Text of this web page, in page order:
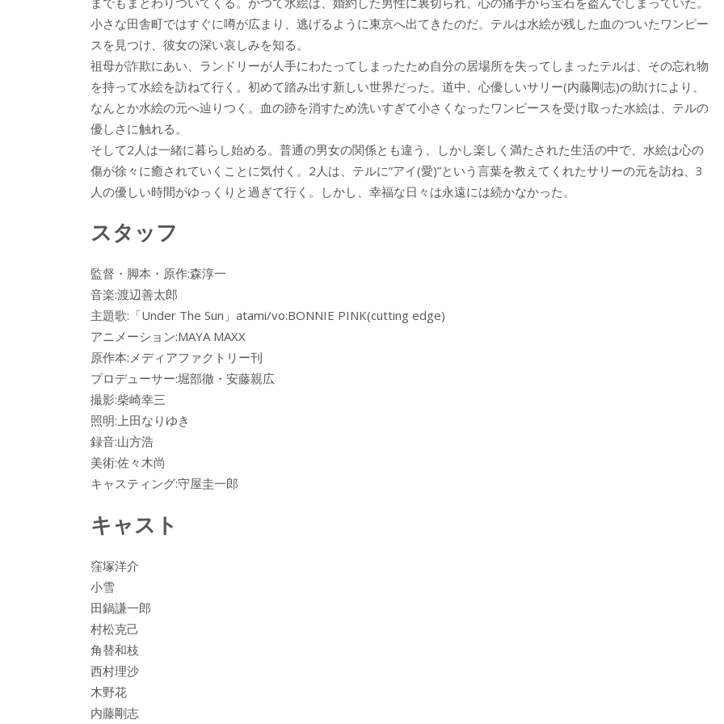
小さな田舎町ではすぐに噂が広まり、逃げるように東京へ出てきたのだ。テルは水絵が残した血のついたワンピー
スを見つけ、彼女の深い哀しみを知る。
祖母が詐欺にあい、ランドリーが人手にわたってしまったため自分の居場所を失ってしまったテルは、その忘れ物
を持って水絵を訪ねて行く。初めて踏み出す新しい世界だった。道中、心優しいサリー(内藤剛志)の助けにより、
なんとか水絵の元へ辿りつく。血の跡を消すため洗いすぎて小さくなったワンピースを受け取った水絵は、テルの
優しさに触れる。
そして2人は一緒に暮らし始める。普通の男女の関係とも違う、しかし楽しく満たされた生活の中で、水絵は心の
傷が徐々に癒されていくことに気付く。2人は、テルに”アイ(愛)”という言葉を教えてくれたサリーの元を訪ね、3
人の優しい時間がゆっくりと過ぎて行く。しかし、幸福な日々は永遠には続かなかった。
スタッフ
監督・脚本・原作:森淳一
音楽:渡辺善太郎
主題歌:「Under The Sun」atami/vo:BONNIE PINK(cutting edge)
アニメーション:MAYA MAXX
原作本:メディアファクトリー刊
プロデューサー:堀部徹・安藤親広
撮影:柴崎幸三
照明:上田なりゆき
録音:山方浩
美術:佐々木尚
キャスティング:守屋圭一郎
キャスト
窪塚洋介
小雪
田鍋謙一郎
村松克己
角替和枝
西村理沙
木野花
内藤剛志